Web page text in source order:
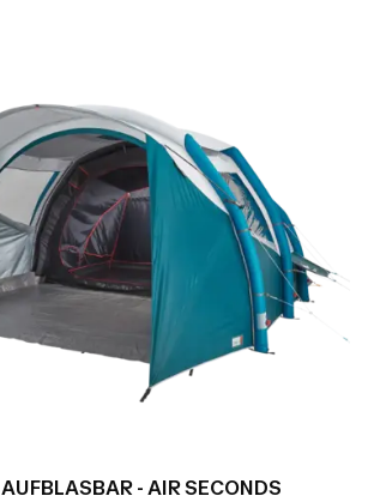
- AIR SECONDS